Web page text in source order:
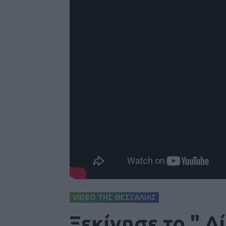
VIDEO ΤΗΣ ΘΕΣΣΑΛΙΑΣ